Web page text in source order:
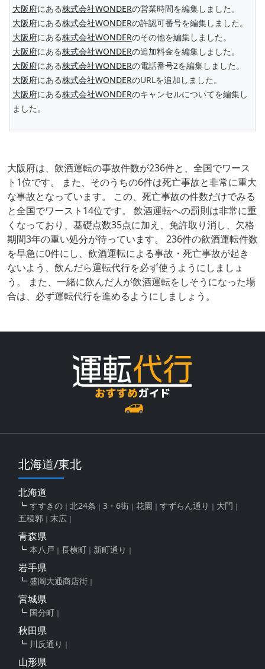
大阪府にある株式会社WONDERの営業時間を編集しました。
大阪府にある株式会社WONDERの許認可番号を編集しました。
大阪府にある株式会社WONDERのその他を編集しました。
大阪府にある株式会社WONDERの追加料金を編集しました。
大阪府にある株式会社WONDERの電話番号2を編集しました。
大阪府にある株式会社WONDERのURLを追加しました。
大阪府にある株式会社WONDERのキャンセルについてを編集し
ました。
大阪府は、飲酒運転の事故件数が236件と、全国でワース
ト1位です。 また、そのうちの6件は死亡事故と非常に重大
な事故となっています。 この、死亡事故の件数だけでみる
と全国でワースト14位です。 飲酒運転への罰則は非常に重
くなっており、基礎点数35点に加え、免許取り消し、欠格
期間3年の重い処分が待っています。 236件の飲酒運転件数
を早急に0件にし、飲酒運転による事故・死亡事故が起き
ないよう、飲んだら運転代行を必ず使うようにしましょ
う。 また、一緒に飲んだ人が飲酒運転をしそうになった場
合は、必ず運転代行を進めるようにしましょう。
北海道/東北
北海道
すすきの 北24条 3・6街 花園 すずらん通り
大門
五稜郭
末広
青森県
本八戸 長横町 新町通り
岩手県
盛岡大通商店街
宮城県
国分町
秋田県
川反通り
山形県